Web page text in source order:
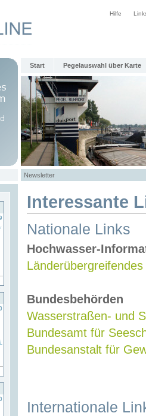
Hilfe
Start Pegelauswahl über Karte
Newsletter
Interessante
Nationale Links
Hochwasser-
Bundesbehörden
Wasserstraßen- und
Bundesamt für
Bundesanstalt für
Internationale